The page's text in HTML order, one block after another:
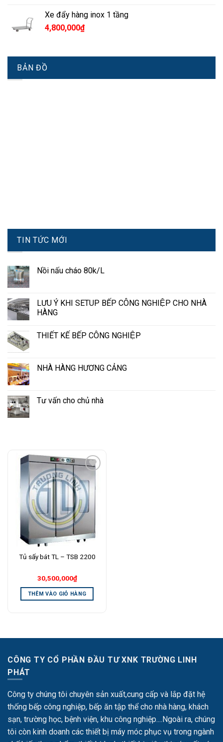
Xe đẩy hàng inox 1 tầng
4,800,000₫
BẢN ĐỒ
TIN TỨC MỚI
Nồi nấu cháo 80k/L
LƯU Ý KHI SETUP BẾP CÔNG NGHIỆP CHO NHÀ
HÀNG
THIẾT KẾ BẾP CÔNG NGHIỆP
NHÀ HÀNG HƯƠNG CẢNG
Tư vấn cho chủ nhà
Add to
Wishlist
Tủ sấy bát TL – TSB 2200
30,500,000₫
THÊM VÀO GIỎ HÀNG
CÔNG TY CỔ PHẦN ĐẦU TƯ XNK TRƯỜNG LINH
PHÁT
Công ty chúng tôi chuyên sản xuất,cung cấp và lắp đặt hệ
thống bếp công nghiệp, bếp ăn tập thể cho nhà hàng, khách
sạn, trường học, bệnh viện, khu công nghiệp....Ngoài ra, chúng
tôi còn kinh doanh các thiết bị máy móc phục vụ trong ngành